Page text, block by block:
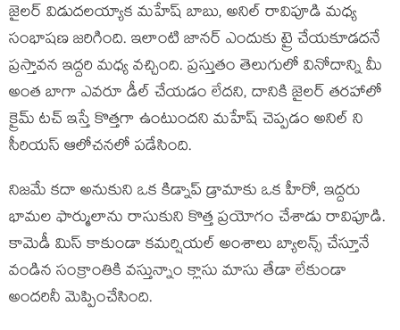
జైలర్ విడుదలయ్యాక మహేష్ బాబు, అనిల్ రావిపూడి మధ్య
సంభాషణ జరిగింది. ఇలాంటి జానర్ ఎందుకు ట్రై చేయకూడదనే
ప్రస్తావన ఇద్దరి మధ్య వచ్చింది. ప్రస్తుతం తెలుగులో వినోదాన్ని మీ
అంత బాగా ఎవరూ డీల్ చేయడం లేదని, దానికి జైలర్ తరహాలో
క్రైమ్ టచ్ ఇస్తే కొత్తగా ఉంటుందని మహేష్ చెప్పడం అనిల్ ని
సీరియస్ ఆలోచనలో పడేసింది.
నిజమే కదా అనుకుని ఒక కిడ్నాప్ డ్రామాకు ఒక హీరో, ఇద్దరు
భామల ఫార్ములాను రాసుకుని కొత్త ప్రయోగం చేశాడు రావిపూడి.
కామెడీ మిస్ కాకుండా కమర్షియల్ అంశాలు బ్యాలన్స్ చేస్తూనే
వండిన సంక్రాంతికి వస్తున్నాం క్లాసు మాసు తేడా లేకుండా
అందరినీ మెప్పించేసింది.